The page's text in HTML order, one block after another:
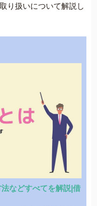
り扱いについて解説し
などすべてを解説|借